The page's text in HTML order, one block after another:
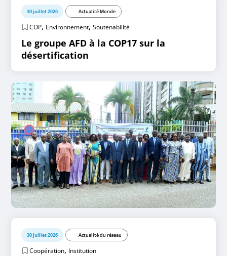
30 juillet 2026 Actualité Monde
COP, Environnement,Soutenabilité
Le groupe AFD à la COP17 sur la
désertification
30 juillet 2026 Actualité du réseau
Coopération, Institution